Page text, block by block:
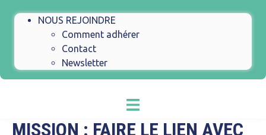
NOUS REJOINDRE
Comment adhérer
Contact
Newsletter
MISSION : FAIRE LE LIEN AVEC